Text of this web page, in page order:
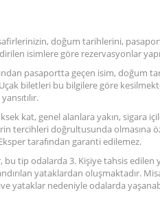
doğum tarihlerini,
isimlere göre rezervasyonlar
pasaportta geçen isim, doğum
biletleri bu bilgilere göre
kat, genel alanlara yakın, sigara
tercihleri doğrultusunda olmasına
tarafından garanti edilemez.
bu tip odalarda 3. Kişiye tahsis
yataklardan oluşmaktadır.
yataklar nedeniyle odalarda